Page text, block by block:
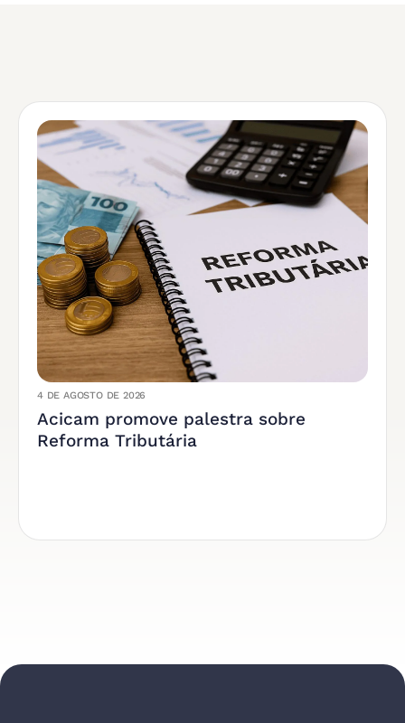
4 DE AGOSTO DE 2026
Acicam promove palestra sobre
Reforma Tributária